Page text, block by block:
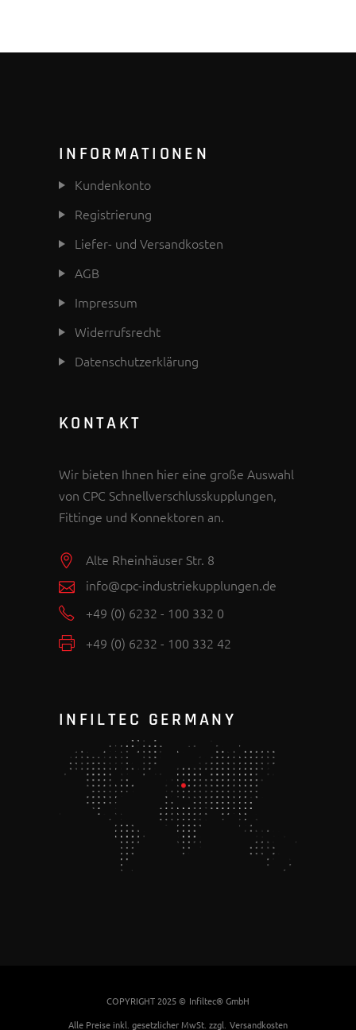
INFORMATIONEN
Kundenkonto
Registrierung
Liefer- und Versandkosten
AGB
Impressum
Widerrufsrecht
Datenschutzerklärung
KONTAKT
Wir bieten Ihnen hier eine große Auswahl
von CPC Schnellverschlusskupplungen,
Fittinge und Konnektoren an.
Alte Rheinhäuser Str. 8
info@cpc-industriekupplungen.de
+49 (0) 6232 - 100 332 0
+49 (0) 6232 - 100 332 42
INFILTEC GERMANY
COPYRIGHT 2025 © Infiltec® GmbH
Alle Preise inkl. gesetzlicher MwSt. zzgl. Versandkosten